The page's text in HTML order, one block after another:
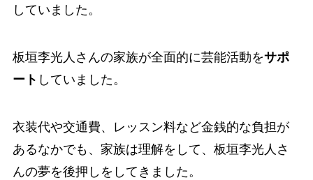
していました。
板垣李光人さんの家族が全面的に芸能活動をサポ
ート していました。
衣装代や交通費、レッスン料など金銭的な負担が
あるなかでも、家族は理解をして、板垣李光人さ
んの夢を後押しをしてきました。